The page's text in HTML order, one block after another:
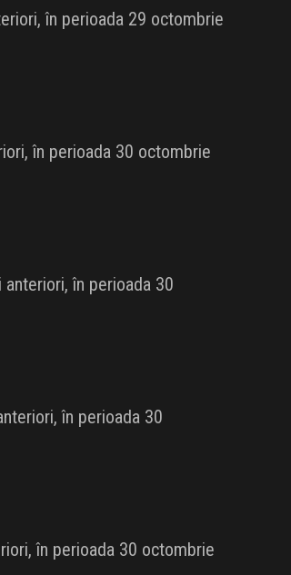
în perioada 29 octombrie
în perioada 30 octombrie
în perioada 30
în perioada 30
în perioada 30 octombrie